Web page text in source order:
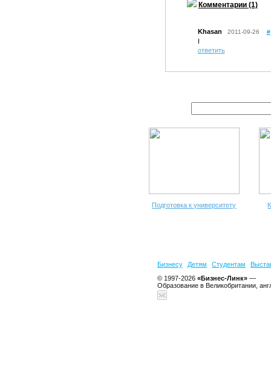
Комментарии (1)
Khasan 2011-09-26 #
I
ответить
Подготовка к университету
Бизнесу Детям Студентам
© 1997-2026 «Бизнес-Линк» —
Образование в Великобритании,